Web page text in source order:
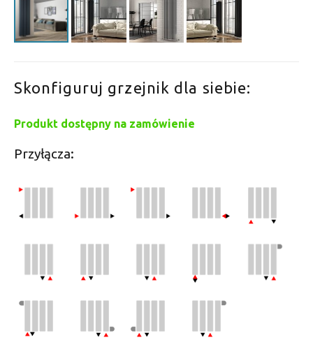
Skonfiguruj grzejnik dla siebie:
Produkt dostępny na zamówienie
Przyłącza: